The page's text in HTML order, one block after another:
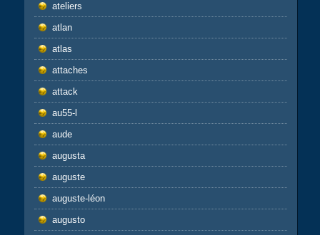
ateliers
atlan
atlas
attaches
attack
au55-l
aude
augusta
auguste
auguste-léon
augusto